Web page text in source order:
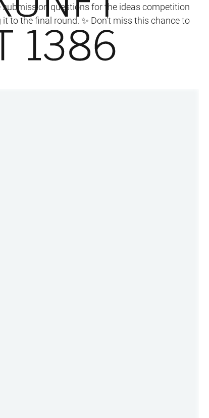
questions for the ideas competition
to the final round. ✨ Don’t miss this chance to